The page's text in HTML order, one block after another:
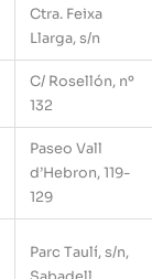
Ctra. Feixa
Llarga, s/n
C/ Rosellón, nº
132
Paseo Vall
d’Hebron, 119-
129
Parc Taulí, s/n,